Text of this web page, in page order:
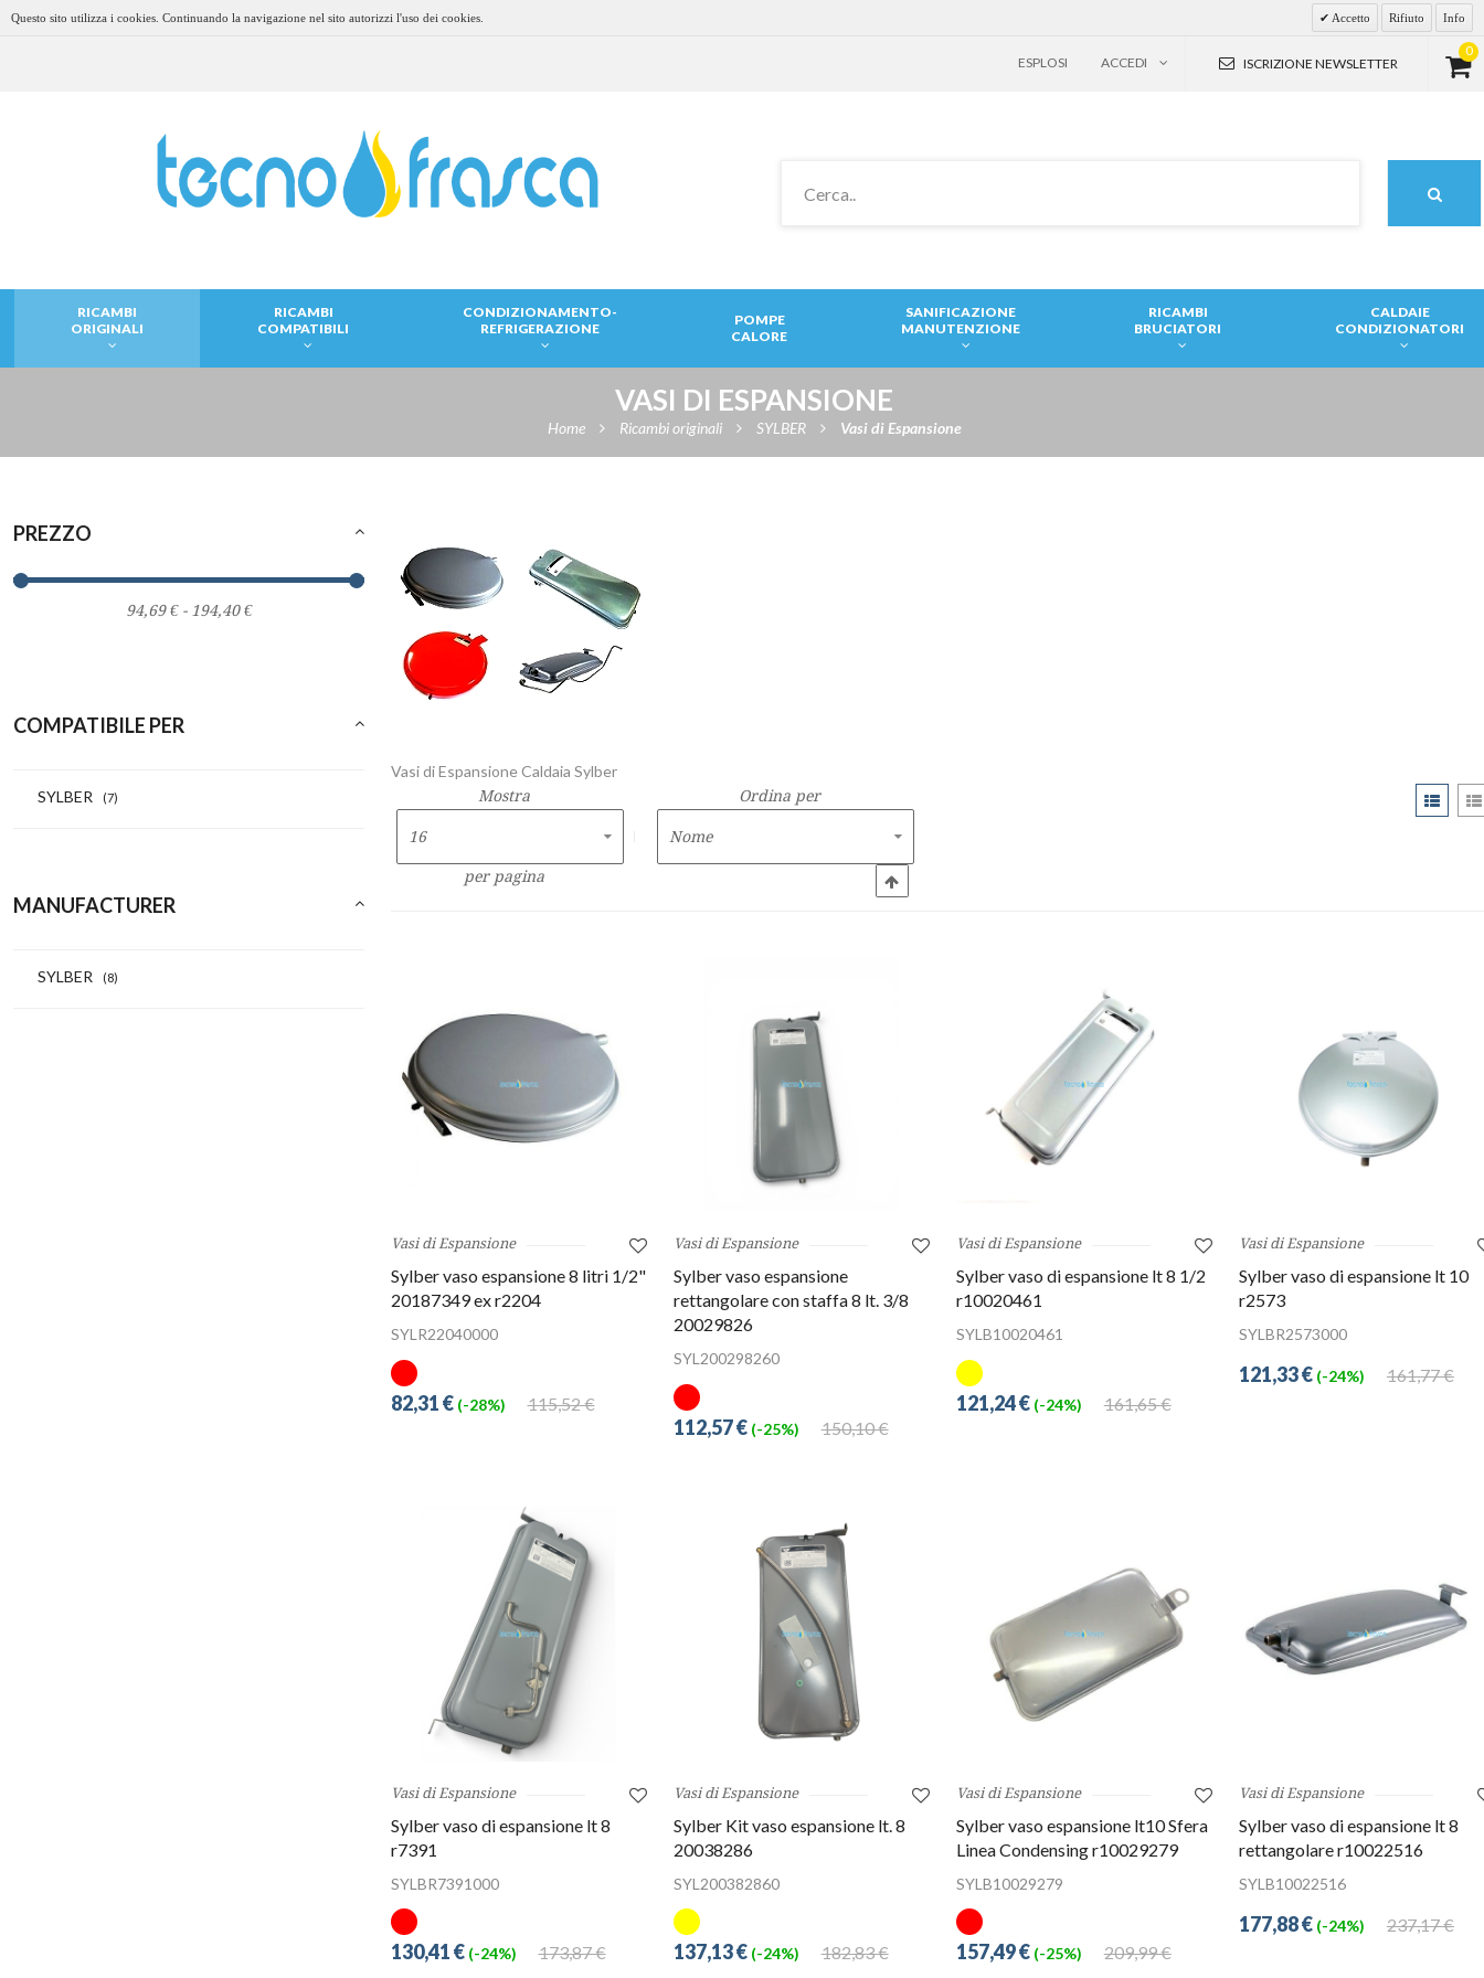
Questo sito utilizza i cookies. Continuando la navigazione nel sito autorizzi l'uso dei cookies. Accetto Rifiuto Info
0
ISCRIZIONE NEWSLETTER
ACCEDI
ESPLOSI
RICAMBI
ORIGINALI
RICAMBI
COMPATIBILI
CONDIZIONAMENTO-
REFRIGERAZIONE
POMPE
CALORE
SANIFICAZIONE
MANUTENZIONE
RICAMBI
BRUCIATORI
CALDAIE
CONDIZIONATORI
VASI DI ESPANSIONE
Home Ricambi originali SYLBER Vasi di Espansione
PREZZO
COMPATIBILE PER
SYLBER (7)
MANUFACTURER
SYLBER (8)
Vasi di Espansione Caldaia Sylber
Mostra
per pagina
Ordina per
Vasi di Espansione
Sylber vaso espansione 8 litri 1/2"
20187349 ex r2204
SYLR22040000
115,52 €
82,31 € (-28%)
Vasi di Espansione
Sylber vaso espansione
rettangolare con staffa 8 lt. 3/8
20029826
SYL200298260
150,10 €
112,57 € (-25%)
Vasi di Espansione
Sylber vaso di espansione lt 8 1/2
r10020461
SYLB10020461
161,65 €
121,24 € (-24%)
Vasi di Espansione
Sylber vaso di espansione lt 10
r2573
SYLBR2573000
161,77 €
121,33 € (-24%)
Vasi di Espansione
Sylber vaso di espansione lt 8
r7391
SYLBR7391000
173,87 €
130,41 € (-24%)
Vasi di Espansione
Sylber Kit vaso espansione lt. 8
20038286
SYL200382860
182,83 €
137,13 € (-24%)
Vasi di Espansione
Sylber vaso espansione lt10 Sfera
Linea Condensing r10029279
SYLB10029279
209,99 €
157,49 € (-25%)
Vasi di Espansione
Sylber vaso di espansione lt 8
rettangolare r10022516
SYLB10022516
237,17 €
177,88 € (-24%)